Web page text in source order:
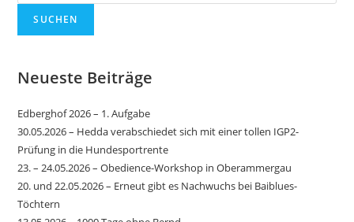
SUCHEN
Neueste Beiträge
Edberghof 2026 – 1. Aufgabe
30.05.2026 – Hedda verabschiedet sich mit einer tollen IGP2-
Prüfung in die Hundesportrente
23. – 24.05.2026 – Obedience-Workshop in Oberammergau
20. und 22.05.2026 – Erneut gibt es Nachwuchs bei Baiblues-
Töchtern